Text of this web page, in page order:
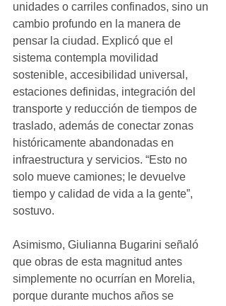
unidades o carriles confinados, sino un
cambio profundo en la manera de
pensar la ciudad. Explicó que el
sistema contempla movilidad
sostenible, accesibilidad universal,
estaciones definidas, integración del
transporte y reducción de tiempos de
traslado, además de conectar zonas
históricamente abandonadas en
infraestructura y servicios. “Esto no
solo mueve camiones; le devuelve
tiempo y calidad de vida a la gente”,
sostuvo.
Asimismo, Giulianna Bugarini señaló
que obras de esta magnitud antes
simplemente no ocurrían en Morelia,
porque durante muchos años se